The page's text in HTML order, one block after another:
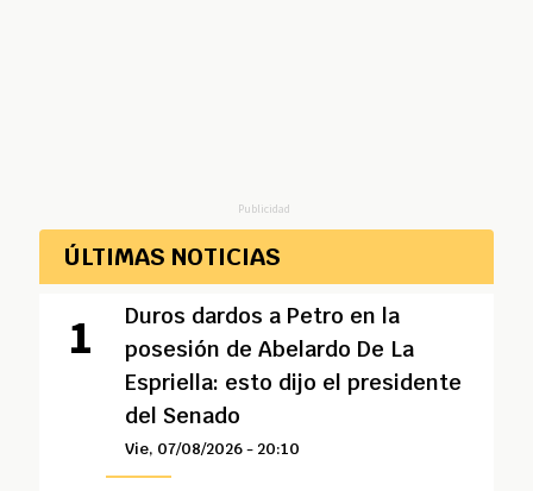
Publicidad
ÚLTIMAS NOTICIAS
Duros dardos a Petro en la
posesión de Abelardo De La
Espriella: esto dijo el presidente
del Senado
Vie, 07/08/2026 - 20:10